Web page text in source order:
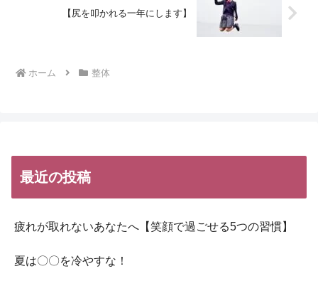
【尻を叩かれる一年にします】
ホーム 整体
最近の投稿
疲れが取れないあなたへ【笑顔で過ごせる5つの習慣】
夏は〇〇を冷やすな！